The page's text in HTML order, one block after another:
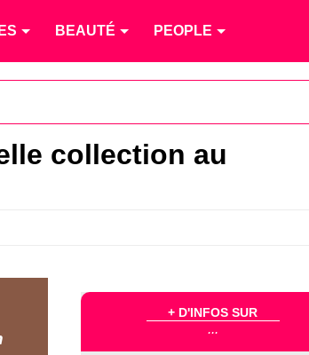
BEAUTÉ PEOPLE
collection au
+ D'INFOS SUR
...